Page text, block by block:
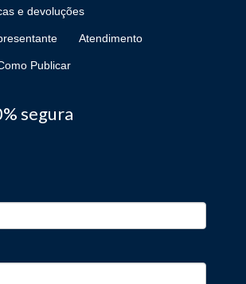
e devoluções
Atendimento
Publicar
segura